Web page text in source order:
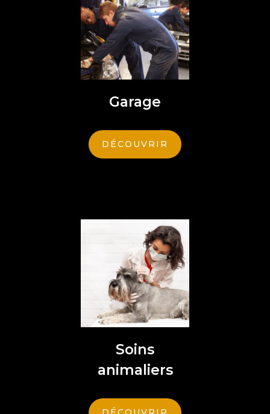
Garage
DÉCOUVRIR
Soins
animaliers